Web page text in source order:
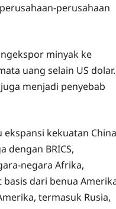
perusahaan
minyak ke
uang selain US dolar.
menjadi penyebab
kekuatan China
dengan BRICS,
negara Afrika,
dari benua
termasuk Rusia,